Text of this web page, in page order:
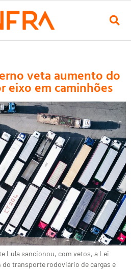
veta aumento do
eixo em caminhões
Lula sancionou, com vetos, a Lei
do transporte rodoviário de cargas e